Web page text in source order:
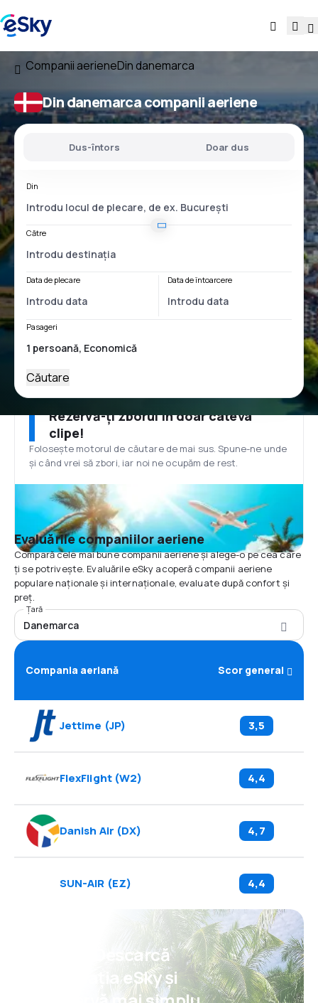
Companii aerieneDin danemarca
Din danemarca companii aeriene
Dus-întors Doar dus
Din
Către
Data de plecare Data de întoarcere
Pasageri
Căutare
Rezervă-ți zborul în doar câteva
clipe!
Folosește motorul de căutare de mai sus. Spune-ne unde
și când vrei să zbori, iar noi ne ocupăm de rest.
Evaluările companiilor aeriene
Compară cele mai bune companii aeriene și alege-o pe cea care
ți se potrivește. Evaluările eSky acoperă companii aeriene
populare naționale și internaționale, evaluate după confort și
preț.
Țară
Danemarca
Compania aeriană Scor general
Jettime (JP) 3,5
FlexFlight(W2) 4,4
Danish Air (DX) 4,7
SUN-AIR (EZ) 4,4
Psst! Descarcă
aplicația eSky și